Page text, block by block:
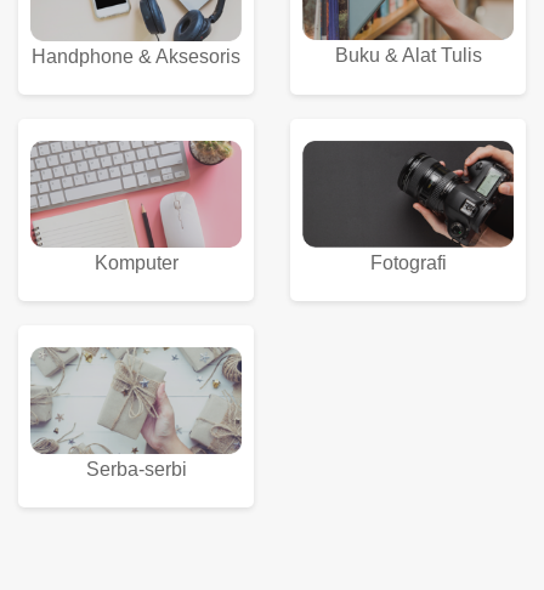
Handphone & Aksesoris Buku & Alat Tulis
Komputer Fotografi
Serba-serbi